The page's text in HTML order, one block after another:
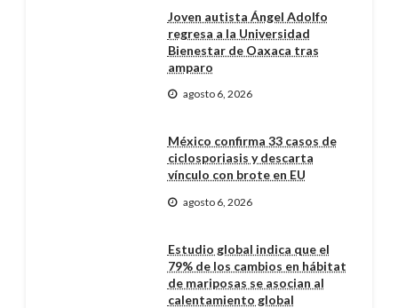
Joven autista Ángel Adolfo
regresa a la Universidad
Bienestar de Oaxaca tras
amparo
agosto 6, 2026
México confirma 33 casos de
ciclosporiasis y descarta
vínculo con brote en EU
agosto 6, 2026
Estudio global indica que el
79% de los cambios en hábitat
de mariposas se asocian al
calentamiento global